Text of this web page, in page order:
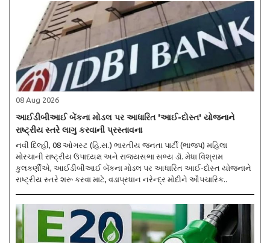
08 Aug 2026
આઈડીબીઆઈ બેંકના મોડલ પર આધારિત 'આઈ-દોસ્ત' યોજનાને
રાષ્ટ્રીય સ્તરે લાગુ કરવાની પ્રસ્તાવના
નવી દિલ્હી, 08 ઓગસ્ટ (હિ.સ.) ભારતીય જનતા પાર્ટી (ભાજપ) મહિલા
મોરચાની રાષ્ટ્રીય ઉપાધ્યક્ષ અને રાજ્યસભા સભ્ય ડૉ. મેધા વિશ્રામ
કુલકર્ણીએ, આઈડીબીઆઈ બેંકના મોડલ પર આધારિત આઈ-દોસ્ત યોજનાને
રાષ્ટ્રીય સ્તરે શરૂ કરવા માટે, વડાપ્રધાન નરેન્દ્ર મોદીને ઔપચારિક..